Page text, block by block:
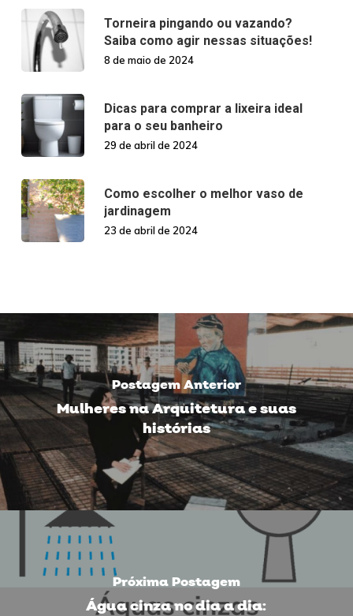
Torneira pingando ou vazando?
Saiba como agir nessas situações!
8 de maio de 2024
Dicas para comprar a lixeira ideal
para o seu banheiro
29 de abril de 2024
Como escolher o melhor vaso de
jardinagem
23 de abril de 2024
Postagem Anterior
Mulheres na Arquitetura e suas
histórias
Próxima Postagem
Água cinza no dia a dia: